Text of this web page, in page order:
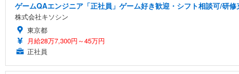
ゲームQAエンジニア「正社員」ゲーム好き歓迎・シフト相談可/研
株式会社キソシン
東京都
月給28万7,300円～45万円
正社員